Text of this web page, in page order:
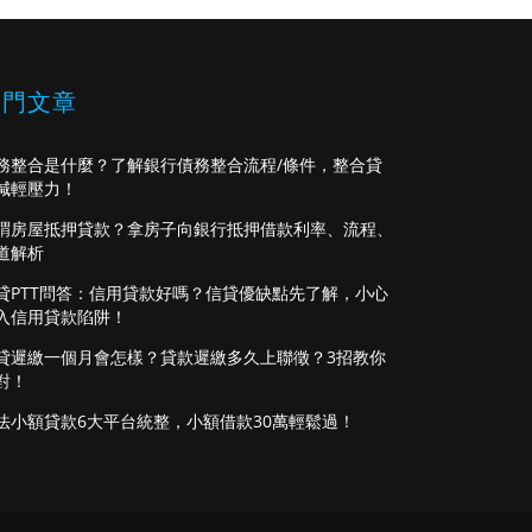
文章
整合是什麼？了解銀行債務整合流程/條件，整合貸
輕壓力！
房屋抵押貸款？拿房子向銀行抵押借款利率、流程、
解析
PTT問答：信用貸款好嗎？信貸優缺點先了解，小心
信用貸款陷阱！
遲繳一個月會怎樣？貸款遲繳多久上聯徵？3招教你
！
小額貸款6大平台統整，小額借款30萬輕鬆過！